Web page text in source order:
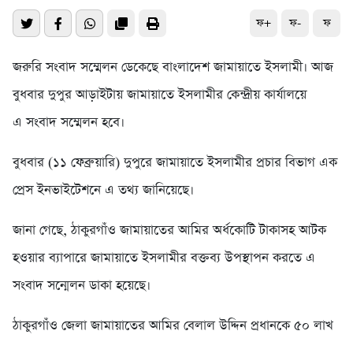
ফ+ ফ- ফ
জরুরি সংবাদ সম্মেলন ডেকেছে বাংলাদেশ জামায়াতে ইসলামী। আজ
বুধবার দুপুর আড়াইটায় জামায়াতে ইসলামীর কেন্দ্রীয় কার্যালয়ে
এ সংবাদ সম্মেলন হবে।
বুধবার (১১ ফেব্রুয়ারি) দুপুরে জামায়াতে ইসলামীর প্রচার বিভাগ এক
প্রেস ইনভাইটেশনে এ তথ্য জানিয়েছে।
জানা গেছে, ঠাকুরগাঁও জামায়াতের আমির অর্ধকোটি টাকাসহ আটক
হওয়ার ব্যাপারে জামায়াতে ইসলামীর বক্তব্য উপস্থাপন করতে এ
সংবাদ সন্মেলন ডাকা হয়েছে।
ঠাকুরগাঁও জেলা জামায়াতের আমির বেলাল উদ্দিন প্রধানকে ৫০ লাখ